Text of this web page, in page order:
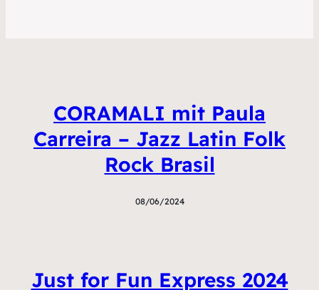
CORAMALI mit Paula
Carreira – Jazz Latin Folk
Rock Brasil
08/06/2024
Just for Fun Express 2024